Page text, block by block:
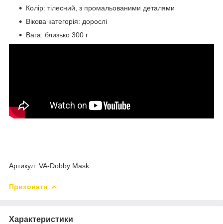
Колір: тілесний, з промальованими деталями
Вікова категорія: дорослі
Вага: близько 300 г
Артикул: VA-Dobby Mask
Приховати
Характеристики